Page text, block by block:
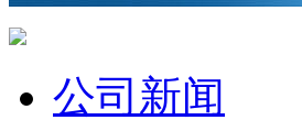
公司新闻